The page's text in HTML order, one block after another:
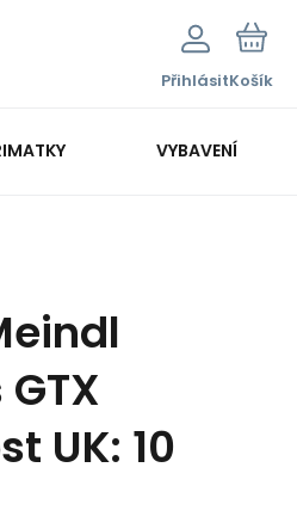
PřihlásitKošík
VYBAVENÍ
UK: 10